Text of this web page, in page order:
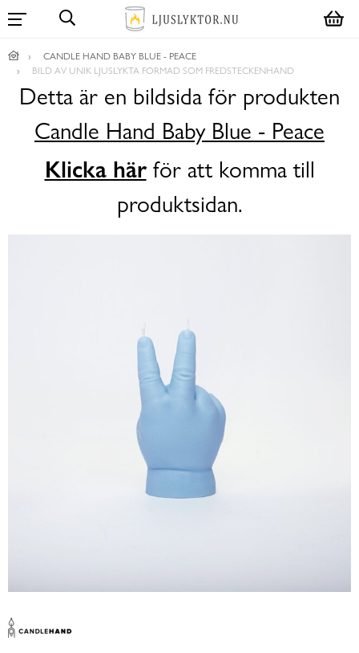
CANDLE HAND BABY BLUE - PEACE
BILD AV UNIK LJUSLYKTA FORMAD SOM FREDSTECKENHAND
Detta är en bildsida för produkten
Candle Hand Baby Blue - Peace
Klicka härför att komma till
produktsidan.